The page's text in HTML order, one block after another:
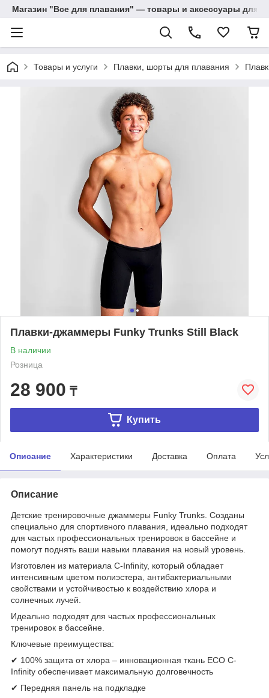
Магазин "Все для плавания" — товары и аксессуары для
Товары и услуги Плавки, шорты для плавания
Плавки-джаммеры Funky Trunks Still Black
В наличии
Розница
28 900 ₸
Купить
Описание Характеристики Доставка Оплата
Описание
Детские тренировочные джаммеры Funky Trunks. Cозданы
специально для спортивного плавания, идеально подходят
для частых профессиональных тренировок в бассейне и
помогут поднять ваши навыки плавания на новый уровень.
Изготовлен из материала C-Infinity, который обладает
интенсивным цветом полиэстера, антибактериальными
свойствами и устойчивостью к воздействию хлора и
солнечных лучей.
Идеально подходят для частых профессиональных
тренировок в бассейне.
Ключевые преимущества:
✔ 100% защита от хлора – инновационная ткань ECO C-
Infinity обеспечивает максимальную долговечность
✔ Передняя панель на подкладке